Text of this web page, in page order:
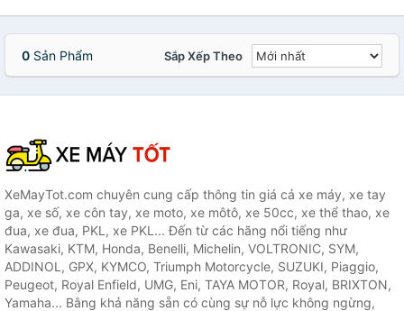
0 Sản Phẩm Sắp Xếp Theo
XeMayTot.com chuyên cung cấp thông tin giá cả xe máy, xe tay
ga, xe số, xe côn tay, xe moto, xe môtô, xe 50cc, xe thể thao, xe
đua, xe đua, PKL, xe PKL... Đến từ các hãng nổi tiếng như
Kawasaki, KTM, Honda, Benelli, Michelin, VOLTRONIC, SYM,
ADDINOL, GPX, KYMCO, Triumph Motorcycle, SUZUKI, Piaggio,
Peugeot, Royal Enfield, UMG, Eni, TAYA MOTOR, Royal, BRIXTON,
Yamaha... Bằng khả năng sẵn có cùng sự nỗ lực không ngừng,